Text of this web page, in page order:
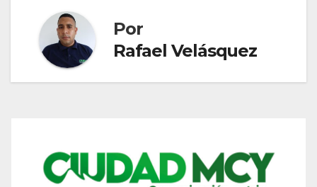
Por
Rafael Velásquez